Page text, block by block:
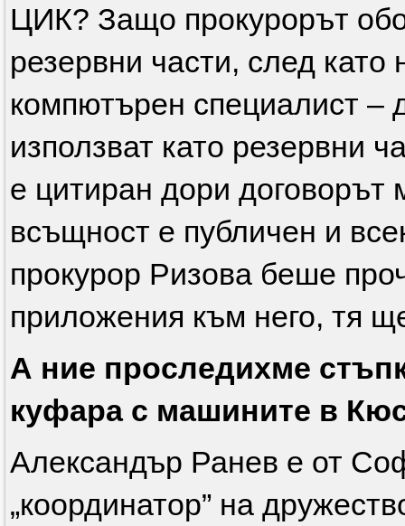
ЦИК? Защо прокурорът
резервни части, след
компютърен специалист –
използват като резервни
е цитиран дори
всъщност е публичен и
прокурор Ризова беше
приложения към него, тя
А ние проследихме
куфара с машините в
Александър Ранев е от
„координатор” на